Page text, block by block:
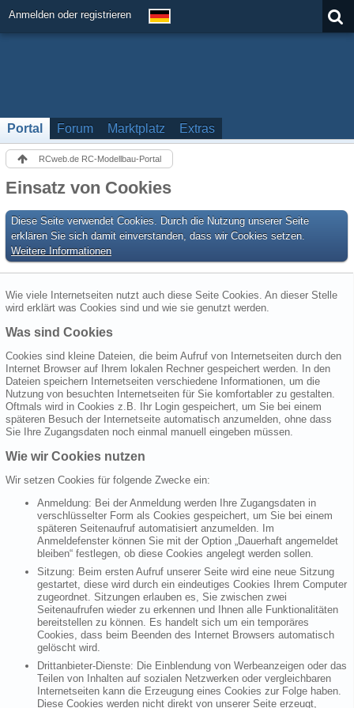
Anmelden oder registrieren
Portal Forum Marktplatz Extras
RCweb.de RC-Modellbau-Portal
Einsatz von Cookies
Diese Seite verwendet Cookies. Durch die Nutzung unserer Seite
erklären Sie sich damit einverstanden, dass wir Cookies setzen.
Weitere Informationen
Wie viele Internetseiten nutzt auch diese Seite Cookies. An dieser Stelle
wird erklärt was Cookies sind und wie sie genutzt werden.
Was sind Cookies
Cookies sind kleine Dateien, die beim Aufruf von Internetseiten durch den
Internet Browser auf Ihrem lokalen Rechner gespeichert werden. In den
Dateien speichern Internetseiten verschiedene Informationen, um die
Nutzung von besuchten Internetseiten für Sie komfortabler zu gestalten.
Oftmals wird in Cookies z.B. Ihr Login gespeichert, um Sie bei einem
späteren Besuch der Internetseite automatisch anzumelden, ohne dass
Sie Ihre Zugangsdaten noch einmal manuell eingeben müssen.
Wie wir Cookies nutzen
Wir setzen Cookies für folgende Zwecke ein:
Anmeldung: Bei der Anmeldung werden Ihre Zugangsdaten in
verschlüsselter Form als Cookies gespeichert, um Sie bei einem
späteren Seitenaufruf automatisiert anzumelden. Im
Anmeldefenster können Sie mit der Option „Dauerhaft angemeldet
bleiben“ festlegen, ob diese Cookies angelegt werden sollen.
Sitzung: Beim ersten Aufruf unserer Seite wird eine neue Sitzung
gestartet, diese wird durch ein eindeutiges Cookies Ihrem Computer
zugeordnet. Sitzungen erlauben es, Sie zwischen zwei
Seitenaufrufen wieder zu erkennen und Ihnen alle Funktionalitäten
bereitstellen zu können. Es handelt sich um ein temporäres
Cookies, dass beim Beenden des Internet Browsers automatisch
gelöscht wird.
Drittanbieter-Dienste: Die Einblendung von Werbeanzeigen oder das
Teilen von Inhalten auf sozialen Netzwerken oder vergleichbaren
Internetseiten kann die Erzeugung eines Cookies zur Folge haben.
Diese Cookies werden nicht direkt von unserer Seite erzeugt,